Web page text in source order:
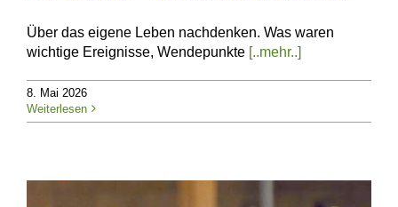
Über das eigene Leben nachdenken. Was waren
wichtige Ereignisse, Wendepunkte [..mehr..]
8. Mai 2026
Weiterlesen